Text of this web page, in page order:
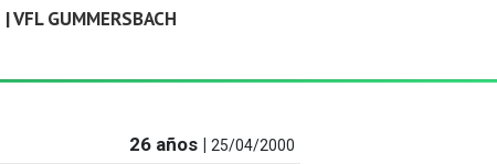
| VFL GUMMERSBACH
26 años |25/04/2000